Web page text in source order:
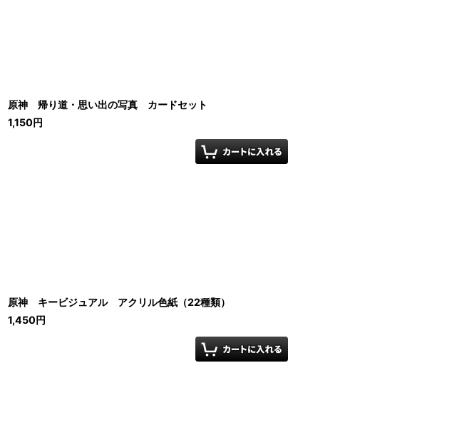
原神 帰り道・思い出の写真 カードセット
1,150円
原神 キービジュアル アクリル色紙（22種類）
1,450円